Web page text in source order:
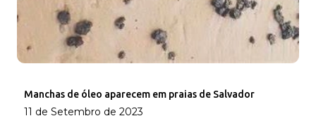
Manchas de óleo aparecem em praias de Salvador
11 de Setembro de 2023